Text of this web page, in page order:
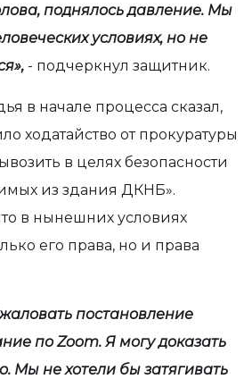
поднялось давление. Мы
условиях, но не
- подчеркнул защитник.
в начале процесса сказал,
ходатайство от прокуратуры
в целях безопасности
из здания ДКНБ».
в нынешних условиях
его права, но и права
постановление
поZoom. Я могу доказать
Мы не хотели бы затягивать